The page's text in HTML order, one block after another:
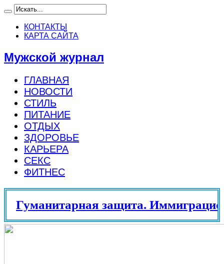
КОНТАКТЫ
КАРТА САЙТА
Мужской журнал
ГЛАВНАЯ
НОВОСТИ
СТИЛЬ
ПИТАНИЕ
ОТДЫХ
ЗДОРОВЬЕ
КАРЬЕРА
СЕКС
ФИТНЕС
Гуманитарная защита.